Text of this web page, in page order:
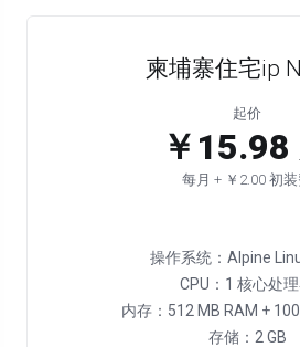
柬埔寨住宅ip
起价
￥15.98
每月 + ￥2.00 初
操作系统：Alpine
CPU：1 核心处
内存：512 MB RAM +
存储：2 GB